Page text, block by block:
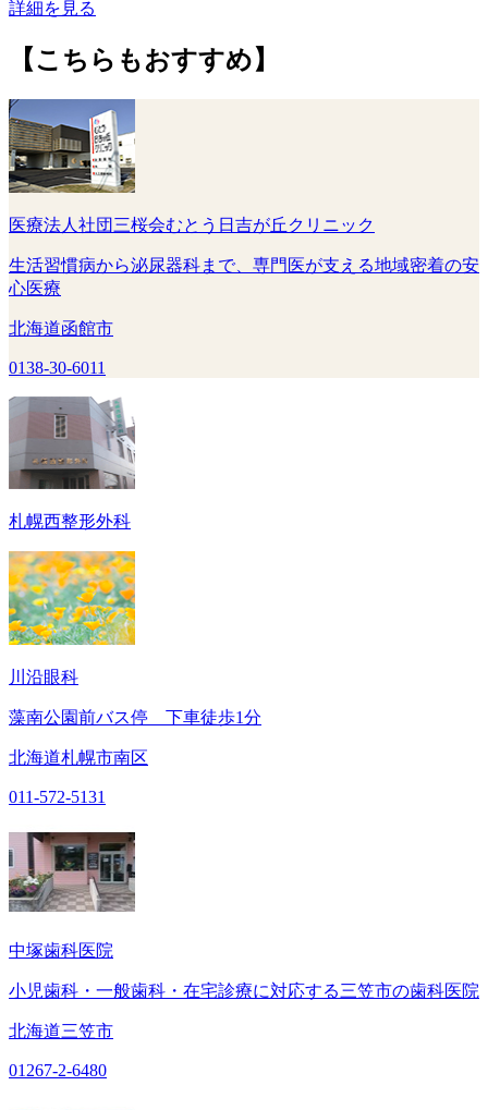
詳細を見る
【こちらもおすすめ】
医療法人社団三桜会むとう日吉が丘クリニック
生活習慣病から泌尿器科まで、専門医が支える地域密着の安
心医療
北海道函館市
0138-30-6011
札幌西整形外科
川沿眼科
藻南公園前バス停 下車徒歩1分
北海道札幌市南区
011-572-5131
中塚歯科医院
小児歯科・一般歯科・在宅診療に対応する三笠市の歯科医院
北海道三笠市
01267-2-6480